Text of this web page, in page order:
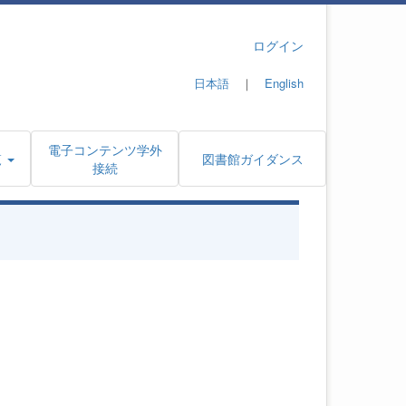
ログイン
日本語 ｜ English
電子コンテンツ学外
接続
図書館ガイダンス